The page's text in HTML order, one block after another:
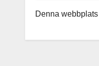
Denna